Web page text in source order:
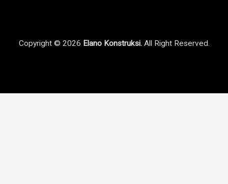
Copyright © 2026 Elano Konstruksi.All Right Reserved.